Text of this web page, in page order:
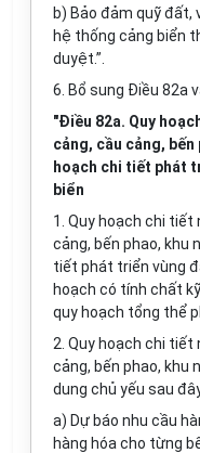
b) Bảo đảm quỹ
hệ thống cảng biển
duyệt.”.
6. Bổ sung Điều 82a
"Điều 82a. Quy
cảng, cầu cảng,
hoạch chi tiết phát
biển
1. Quy hoạch chi tiết
cảng, bến phao, khu
tiết phát triển vùng
hoạch có tính chất
quy hoạch tổng thể
2. Quy hoạch chi tiết
cảng, bến phao, khu
dung chủ yếu sau
a) Dự báo nhu cầu
hàng hóa cho từng